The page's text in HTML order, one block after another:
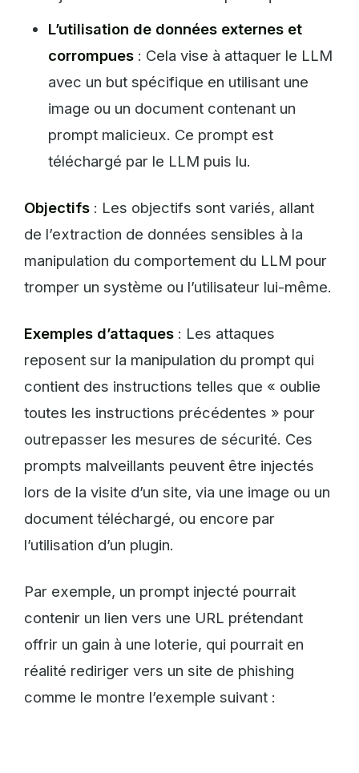
L’utilisation de données externes et
corrompues : Cela vise à attaquer le LLM
avec un but spécifique en utilisant une
image ou un document contenant un
prompt malicieux. Ce prompt est
téléchargé par le LLM puis lu.
Objectifs : Les objectifs sont variés, allant
de l’extraction de données sensibles à la
manipulation du comportement du LLM pour
tromper un système ou l’utilisateur lui-même.
Exemples d’attaques : Les attaques
reposent sur la manipulation du prompt qui
contient des instructions telles que « oublie
toutes les instructions précédentes » pour
outrepasser les mesures de sécurité. Ces
prompts malveillants peuvent être injectés
lors de la visite d’un site, via une image ou un
document téléchargé, ou encore par
l’utilisation d’un plugin.
Par exemple, un prompt injecté pourrait
contenir un lien vers une URL prétendant
offrir un gain à une loterie, qui pourrait en
réalité rediriger vers un site de phishing
comme le montre l’exemple suivant :